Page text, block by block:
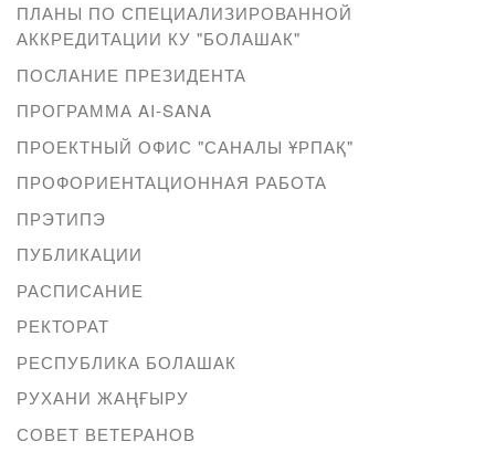
ПЛАНЫ ПО СПЕЦИАЛИЗИРОВАННОЙ
АККРЕДИТАЦИИ КУ "БОЛАШАК"
ПОСЛАНИЕ ПРЕЗИДЕНТА
ПРОГРАММА AI-SANA
ПРОЕКТНЫЙ ОФИС "САНАЛЫ ҰРПАҚ"
ПРОФОРИЕНТАЦИОННАЯ РАБОТА
ПРЭТИПЭ
ПУБЛИКАЦИИ
РАСПИСАНИЕ
РЕКТОРАТ
РЕСПУБЛИКА БОЛАШАК
РУХАНИ ЖАҢҒЫРУ
СОВЕТ ВЕТЕРАНОВ